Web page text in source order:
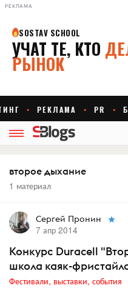
РЕКЛАМА
второе дыхание
1 материал
Сергей Пронин
7 апр 2014
Конкурс Duracell
школа каяк-
Фестивали, выставки, события